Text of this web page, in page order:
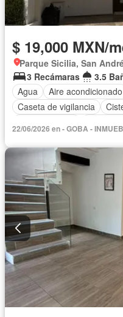
$ 19,000 MXN/
Parque Sicilia, San
3 Recámaras
3.5
Agua
Aire acondicionado
Caseta de vigilancia
Cuarto
Zonas verdes
Permite
22/06/2026 en - GOBA